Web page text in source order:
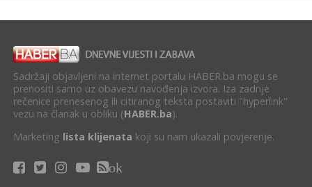
Sadržaji objavljeni na internet portalu HABER.ba mogu se
prenositi samo uz obavezu navođenja izvora. Iza zadnje
rečenice prenesenog ili citiranog teksta postaviti "hyperlink"
vezu na članak u obliku (HABER.ba).
Marketing lista klijenata koji su nam ukazali povjerenje.
ok